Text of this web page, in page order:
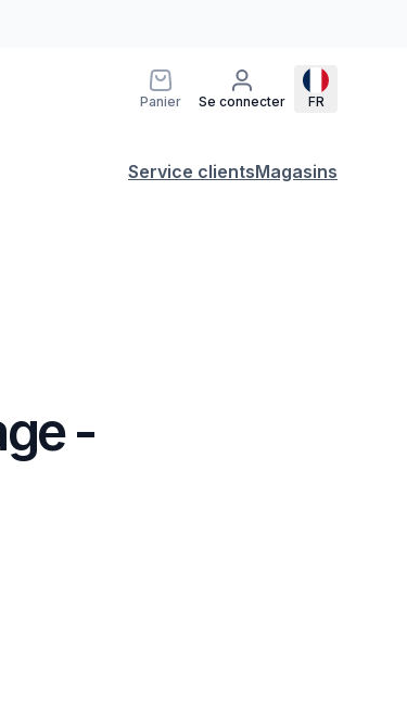
Panier Se connecter FR
Service clientsMagasins
-